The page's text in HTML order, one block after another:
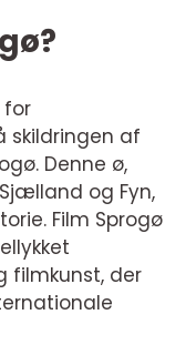
for
skildringen af
Denne ø,
og Fyn,
Film Sprogø
filmkunst, der